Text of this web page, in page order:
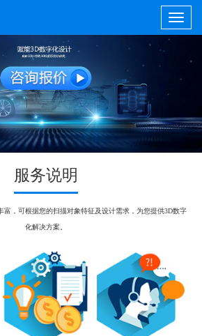
服务说明
富，可根据您的扫描对象特征及设计需求，为您提供3D数字
化解决方案。